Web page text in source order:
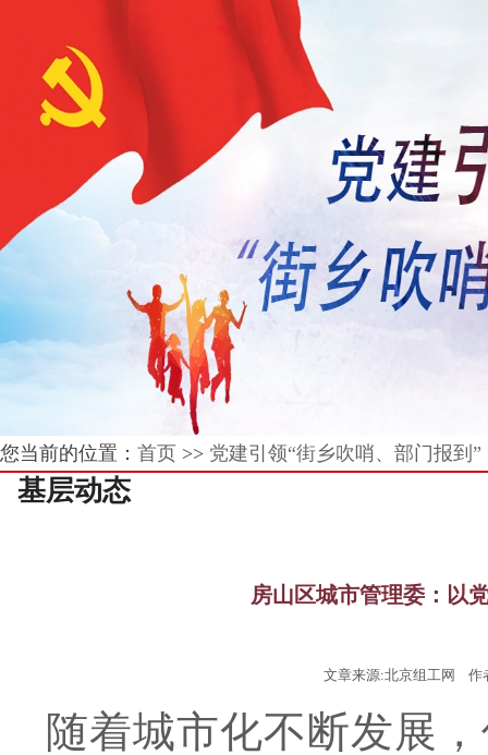
您当前的位置： 首页 >> 党建引领“街乡吹哨、部门报到”
基层动态
房山区城市管理委：以
文章来源:北京组工网 作
随着城市化不断发展